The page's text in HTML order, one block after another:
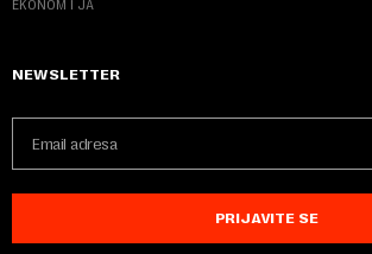
EKONOM I JA
NEWSLETTER
PRIJAVITE SE